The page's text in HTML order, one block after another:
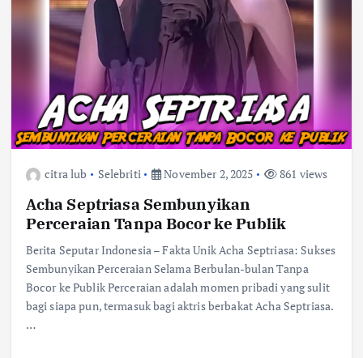
citra lub Selebriti November 2, 2025 861 views
Acha Septriasa Sembunyikan
Perceraian Tanpa Bocor ke Publik
Berita Seputar Indonesia – Fakta Unik Acha Septriasa: Sukses
Sembunyikan Perceraian Selama Berbulan-bulan Tanpa
Bocor ke Publik Perceraian adalah momen pribadi yang sulit
bagi siapa pun, termasuk bagi aktris berbakat Acha Septriasa.
…